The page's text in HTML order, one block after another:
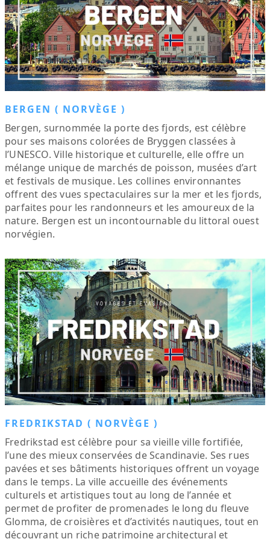
BERGEN ( NORVÈGE )
Bergen, surnommée la porte des fjords, est célèbre
pour ses maisons colorées de Bryggen classées à
l’UNESCO. Ville historique et culturelle, elle offre un
mélange unique de marchés de poisson, musées d’art
et festivals de musique. Les collines environnantes
offrent des vues spectaculaires sur la mer et les fjords,
parfaites pour les randonneurs et les amoureux de la
nature. Bergen est un incontournable du littoral ouest
norvégien.
FREDRIKSTAD ( NORVÈGE )
Fredrikstad est célèbre pour sa vieille ville fortifiée,
l’une des mieux conservées de Scandinavie. Ses rues
pavées et ses bâtiments historiques offrent un voyage
dans le temps. La ville accueille des événements
culturels et artistiques tout au long de l’année et
permet de profiter de promenades le long du fleuve
Glomma, de croisières et d’activités nautiques, tout en
découvrant un riche patrimoine architectural et